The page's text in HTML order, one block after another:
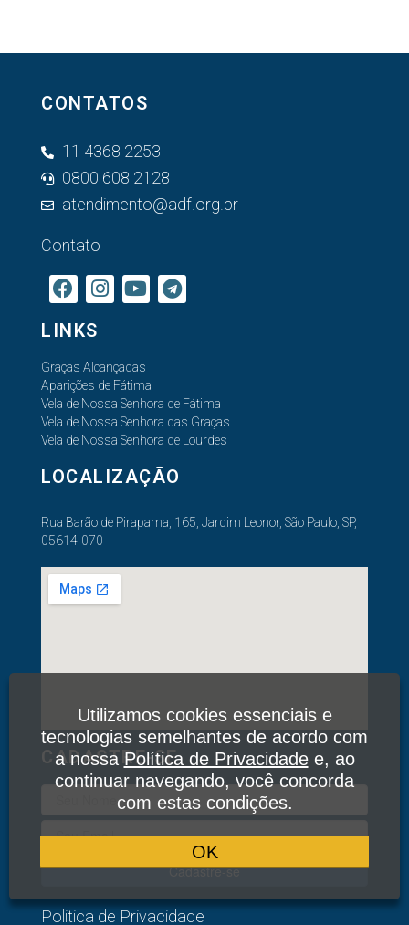
CONTATOS
11 4368 2253
0800 608 2128
atendimento@adf.org.br
Contato
LINKS
Graças Alcançadas
Aparições de Fátima
Vela de Nossa Senhora de Fátima
Vela de Nossa Senhora das Graças
Vela de Nossa Senhora de Lourdes
LOCALIZAÇÃO
Rua Barão de Pirapama, 165, Jardim Leonor, São Paulo, SP,
05614-070
CADASTRE-SE
Cadastre-se
Politica de Privacidade
Utilizamos cookies essenciais e
tecnologias semelhantes de acordo com
a nossaPolítica de Privacidadee, ao
continuar navegando, você concorda
com estas condições.
OK